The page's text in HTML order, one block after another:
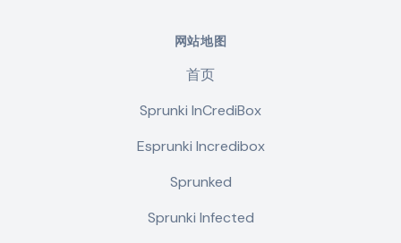
网站地图
首页
Sprunki InCrediBox
Esprunki Incredibox
Sprunked
Sprunki Infected